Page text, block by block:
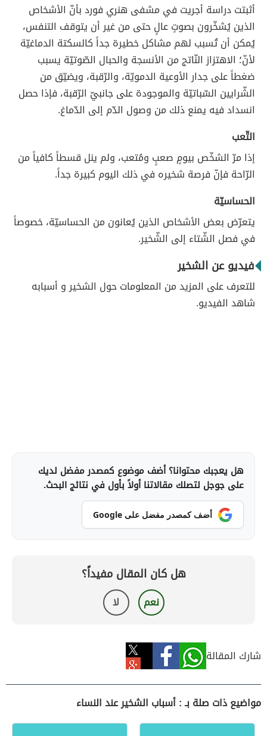
أثبتت دراسة أجريت في مشفى هنري فورد بأنّ الأشخاص
الذين يُشخّرون بصوتٍ عالٍ حتى من غير أن يتوقف التنفس،
يُمكن أن تُسبب لهم مشاكل خطيرة جداً كالسكتة الدماغيّة
لأنّ؛ الاهتزاز النّاتج من الأنسجة والحبال الصّوتيّة يسبب
ضغطاً على جدار الأوعية الدمويّة، والرّقبة، ويضيّق من
الشّرايين السّباتيّة والموجودة على جانبيّ الرّقبة، فإذا حصل
انسداد فيه يمنع ذلك من وصول الدّم إلى الدّماغ.
التّعب
إذا مرّ الشخّص بيومٍ صعبٍ ومُتعب، ولم ينل قسطاً كافياً من
الرّاحة فإنّ فرصة شخيره في ذلك اليوم كبيرة جداً.
الحساسيّة
يتعرّض بعض الأشخاص الذين يُعانون من الحساسيّة، خصوصاً
في فصل الشّتاء إلى الشّخير.
فيديو عن الشخير
للتعرف على المزيد من المعلومات حول الشخير و أسبابه
شاهد الفيديو.
هل يعجبك محتوانا؟ أضف موضوع كمصدر مفضل لديك
على جوجل لتصلك مقالاتنا أولاً بأول في نتائج البحث.
أضف كمصدر مفضل على Google
هل كان المقال مفيداً؟
نعم لا
شارك المقالة
مواضيع ذات صلة بـ : أسباب الشخير عند النساء